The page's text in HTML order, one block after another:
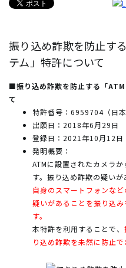
振り込め詐欺を防止す
テム」特許について
■振り込め詐欺を防止する「
て
特許番号：6959704（日本
出願日：2018年6月29日
登録日：2021年10月12日
発明概要：
ATMに設置されたカメラ
す。振り込め詐欺の疑いが
自身のスマートフォンな
疑いがあることを振り込
す。
本特許を利用することで、
り込め詐欺を未然に防止で